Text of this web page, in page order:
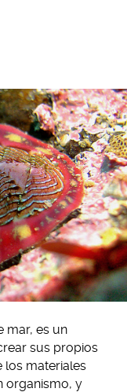
mar, es un
sus propios
los materiales
organismo, y